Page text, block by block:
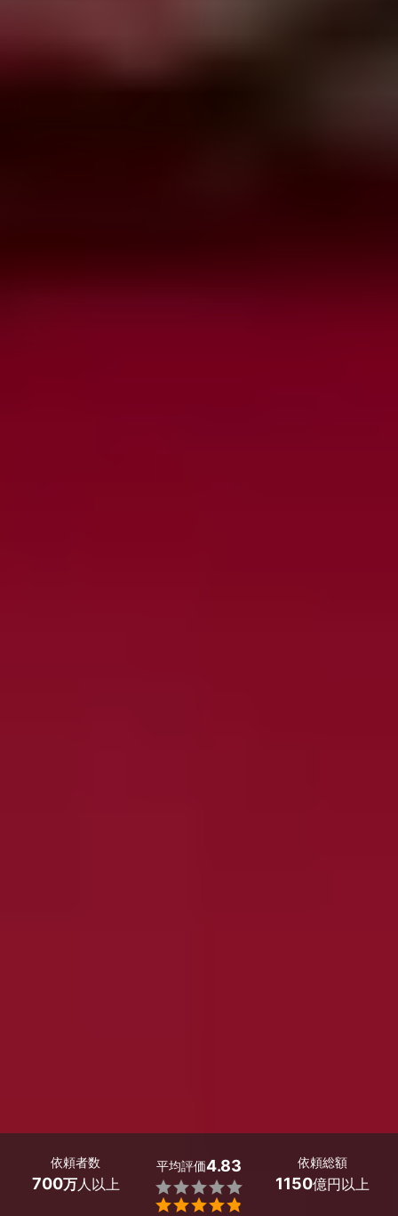
依頼者数
700万人以上
平均評価4.83


依頼総額
1150億円以上